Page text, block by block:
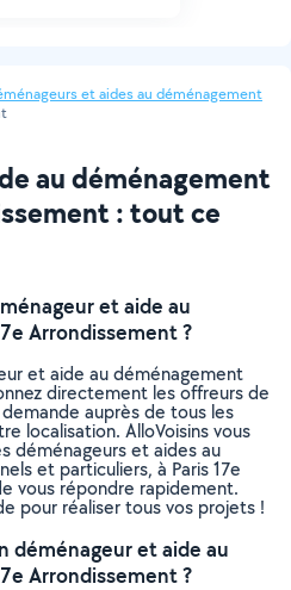
et aides au déménagement
au déménagement
: tout ce
et aide au
Arrondissement ?
et aide au déménagement
directement les offreurs de
auprès de tous les
localisation. AlloVoisins vous
déménageurs et aides au
et particuliers, à Paris 17e
vous répondre rapidement.
pour réaliser tous vos projets !
déménageur et aide au
Arrondissement ?